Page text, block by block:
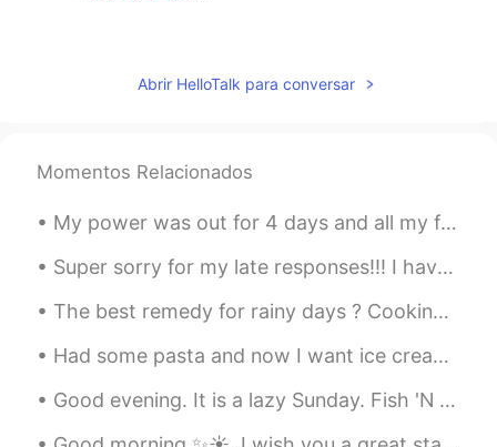
William
sentences are the best 😉
William 2020.05.03 05:22
back and explore after coronavirus
Abrir HelloTalk para conversar
Momentos Relacionados
My power was out for 4 days and all my food spoiled because of the tropical storm. The smell was...
Super sorry for my late responses!!! I have friends over at my house today and we're playing game...
The best remedy for rainy days ? Cooking + drinking + good company. It’s has been a while sinc...
Had some pasta and now I want ice cream 🍦😅 My mom got clothes for her teddy bear 🧸👗 I’m so plea...
Good evening. It is a lazy Sunday. Fish 'N chips and endless legends for me. Fish, strategy and w...